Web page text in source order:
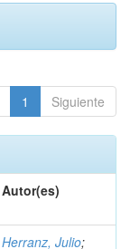
1 Siguiente
Autor(es)
Herranz, Julio;